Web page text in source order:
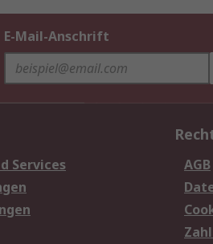
E-Mail-Anschrift
Services
AGB